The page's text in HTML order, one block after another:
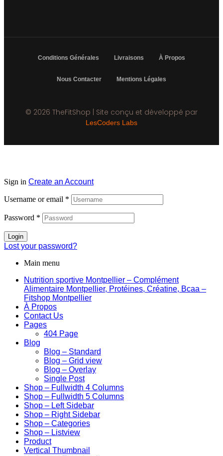
Conditions Générales Livraisons À Propos
Nous Contacter Mentions Légales
© 2026 TheFitShop | Site conçu et développé par
LesCoders Labs
Sign in Create an Account
Username or email *
Password *
Login
Lost your password?
Main menu
Nutrition sportive Montpellier – Complément
Alimentaire Montpellier, Protéines, Créatine, Bcaa –
Fitshop Montpellier
À Propos
Contact Us
Pages
404 Page
Blog
Blog – Standard
Blog – Grid view
Blog – Overlay
Single Post
Shop – Fullwidth 4 Columns
Shop – Fullwidth 5 Columns
Shop – Left Sidebar
Shop – Right Sidebar
Shop – Categories
Shop – Listview
Product
Vertical Thumbnail